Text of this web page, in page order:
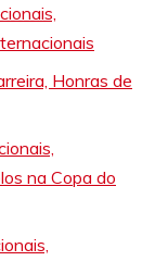
Honras de
na Copa do